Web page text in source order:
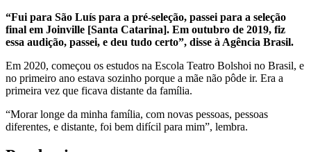
“Fui para São Luís para a pré-seleção, passei para a seleção
final em Joinville [Santa Catarina]. Em outubro de 2019, fiz
essa audição, passei, e deu tudo certo”, disse à Agência Brasil.
Em 2020, começou os estudos na Escola Teatro Bolshoi no Brasil, e
no primeiro ano estava sozinho porque a mãe não pôde ir. Era a
primeira vez que ficava distante da família.
“Morar longe da minha família, com novas pessoas, pessoas
diferentes, e distante, foi bem difícil para mim”, lembra.